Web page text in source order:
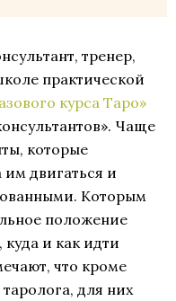
тренер,
практической
курса Таро»
Чаще
которые
им двигаться и
Которым
положение
и как идти
что кроме
для них